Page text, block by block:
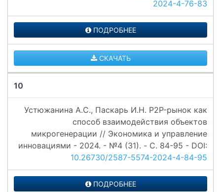
2024-4-76-83
ПОДРОБНЕЕ
СКАЧАТЬ
10
Устюжанина А.С., Паскарь И.Н. P2P-рынок как
способ взаимодействия объектов
микрогенерации // Экономика и управление
инновациями - 2024. - №4 (31). - C. 84-95 - DOI:
10.26730/2587-5574-2024-4-84-95
ПОДРОБНЕЕ